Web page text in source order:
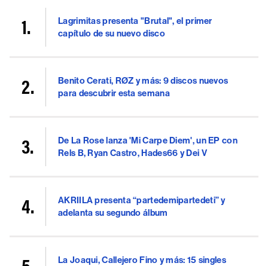
Lagrimitas presenta "Brutal", el primer
capítulo de su nuevo disco
Benito Cerati, RØZ y más: 9 discos nuevos
para descubrir esta semana
De La Rose lanza 'Mi Carpe Diem', un EP con
Rels B, Ryan Castro, Hades66 y Dei V
AKRIILA presenta “partedemipartedeti” y
adelanta su segundo álbum
La Joaqui, Callejero Fino y más: 15 singles